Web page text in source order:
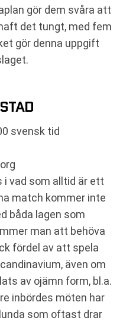
gör dem svåra att
det tungt, med fem
gör denna uppgift
svensk tid
i vad som alltid är ett
match kommer inte
båda lagen som
man att behöva
fördel av att spela
även om
av ojämn form, bl.a.
inbördes möten har
som oftast drar